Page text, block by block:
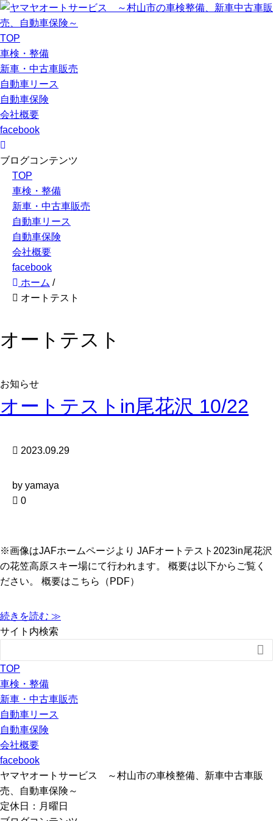
TOP
車検・整備
新車・中古車販売
自動車リース
自動車保険
会社概要
facebook
ブログコンテンツ
TOP
車検・整備
新車・中古車販売
自動車リース
自動車保険
会社概要
facebook
ホーム /
オートテスト
オートテスト
お知らせ
オートテストin尾花沢 10/22
2023.09.29
by yamaya
0
※画像はJAFホームページより JAFオートテスト2023in尾花沢
の花笠高原スキー場にて行われます。 概要は以下からご覧く
ださい。 概要はこちら（PDF）
続きを読む ≫
サイト内検索

TOP
車検・整備
新車・中古車販売
自動車リース
自動車保険
会社概要
facebook
ヤマヤオートサービス ～村山市の車検整備、新車中古車販
売、自動車保険～
定休日：月曜日